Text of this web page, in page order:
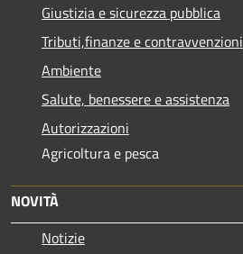
Giustizia e sicurezza pubblica
Tributi,finanze e contravvenzioni
Ambiente
Salute, benessere e assistenza
Autorizzazioni
Agricoltura e pesca
NOVITÀ
Notizie